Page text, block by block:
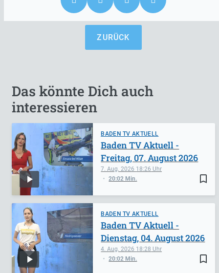
ZURÜCK
Das könnte Dich auch
interessieren
BADEN TV AKTUELL
bookmark_border
7. Aug. 2026 18:26
20:02 Min.
Baden TV Aktuell -
Freitag, 07. August 2026
BADEN TV AKTUELL
bookmark_border
4. Aug. 2026 18:28
20:02 Min.
Baden TV Aktuell -
Dienstag, 04. August 2026